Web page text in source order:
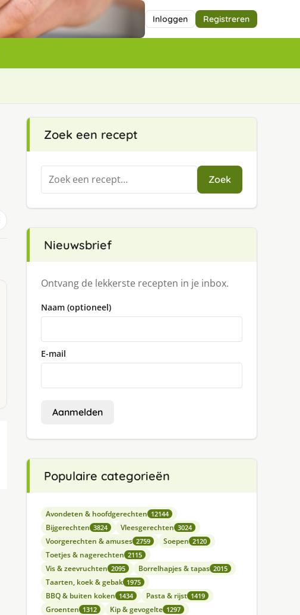
Inloggen Registreren
Zoek een recept
Zoeken
naar:
Zoek
Nieuwsbrief
Ontvang de lekkerste recepten in je inbox.
Naam (optioneel)
E-mail
Aanmelden
Populaire categorieën
Avondeten & hoofdgerechten 12144
Bijgerechten 3824 Vleesgerechten 3024
Voorgerechten & amuses 2759 Soepen 2120
Toetjes & nagerechten 2115
Vis & zeevruchten 2095 Borrelhapjes & tapas 2015
Taarten, koek & gebak 1975
BBQ & buiten koken 1434 Pasta & rijst 1419
Groenten 1312 Kip & gevogelte 1297